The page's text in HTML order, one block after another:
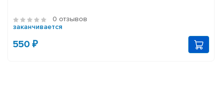
0 отзывов
заканчивается
550 ₽